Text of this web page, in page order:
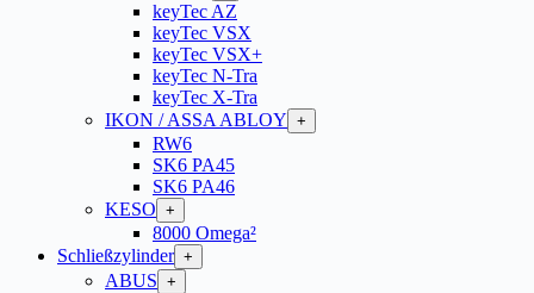
keyTec AZ
keyTec VSX
keyTec VSX+
keyTec N-Tra
keyTec X-Tra
IKON / ASSA ABLOY +
RW6
SK6 PA45
SK6 PA46
KESO +
8000 Omega²
Schließzylinder +
ABUS +